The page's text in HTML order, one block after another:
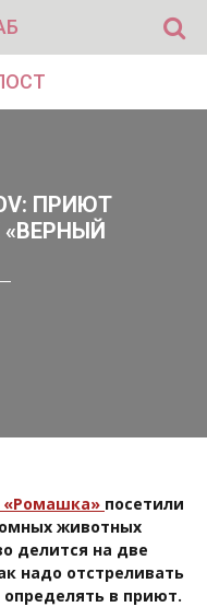
ПРИЮТ
«Ромашка» посетили
животных
делится на две
надо отстреливать
определять в приют.